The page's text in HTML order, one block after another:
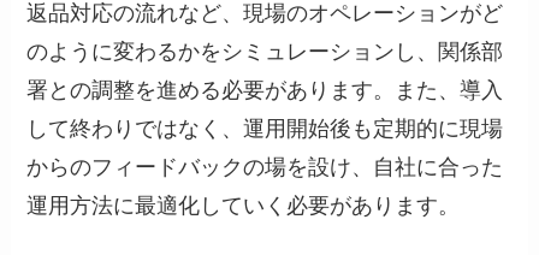
返品対応の流れなど、現場のオペレーションがど
のように変わるかをシミュレーションし、関係部
署との調整を進める必要があります。また、導入
して終わりではなく、運用開始後も定期的に現場
からのフィードバックの場を設け、自社に合った
運用方法に最適化していく必要があります。